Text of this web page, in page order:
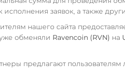
заявок, а также
нашего сайта
обменяли Ravencoin (RVN) на
предлагают пользователям